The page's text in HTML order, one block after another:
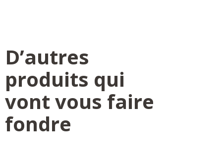
D’autres
produits qui
vont vous faire
fondre